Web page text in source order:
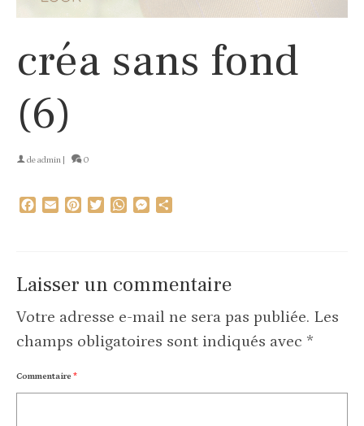
créa sans fond
(6)
deadmin 0
Facebook
EmailPinterestTwitterWhatsAppMessenger
Laisser un commentaire
Votre adresse e-mail ne sera pas publiée. Les
champs obligatoires sont indiqués avec *
Commentaire *